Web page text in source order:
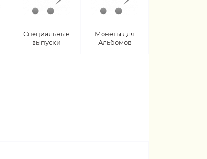
Специальные
выпуски
Монеты для
Альбомов